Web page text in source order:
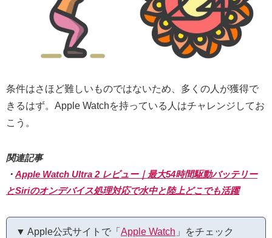
条件はさほど難しいものではないため、多くの人が獲得で
きるはず。Apple Watchを持っている人はチャレンジしてお
こう。
関連記事
・ Apple Watch Ultra 2 レビュー｜最大54時間駆動バッテリー
とSiriのオンデバイス処理対応で水中と陸上どこでも活躍
▼ Apple公式サイトで「 Apple Watch 」をチェック